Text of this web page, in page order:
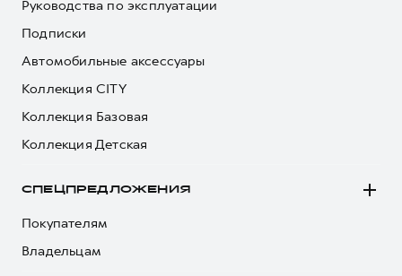
Руководства по эксплуатации
Подписки
Автомобильные аксессуары
Коллекция CITY
Коллекция Базовая
Коллекция Детская
СПЕЦПРЕДЛОЖЕНИЯ
Покупателям
Владельцам